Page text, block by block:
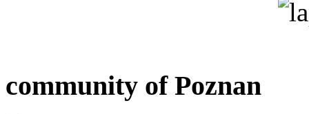
community of Poznan